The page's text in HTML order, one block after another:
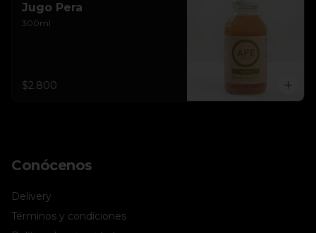
Jugo Pera
300ml
$2.800
Conócenos
Delivery
Términos y condiciones